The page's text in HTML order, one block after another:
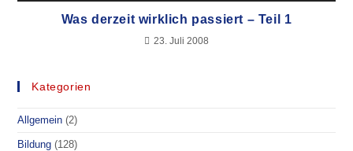
Was derzeit wirklich passiert – Teil 1
23. Juli 2008
Kategorien
Allgemein (2)
Bildung (128)